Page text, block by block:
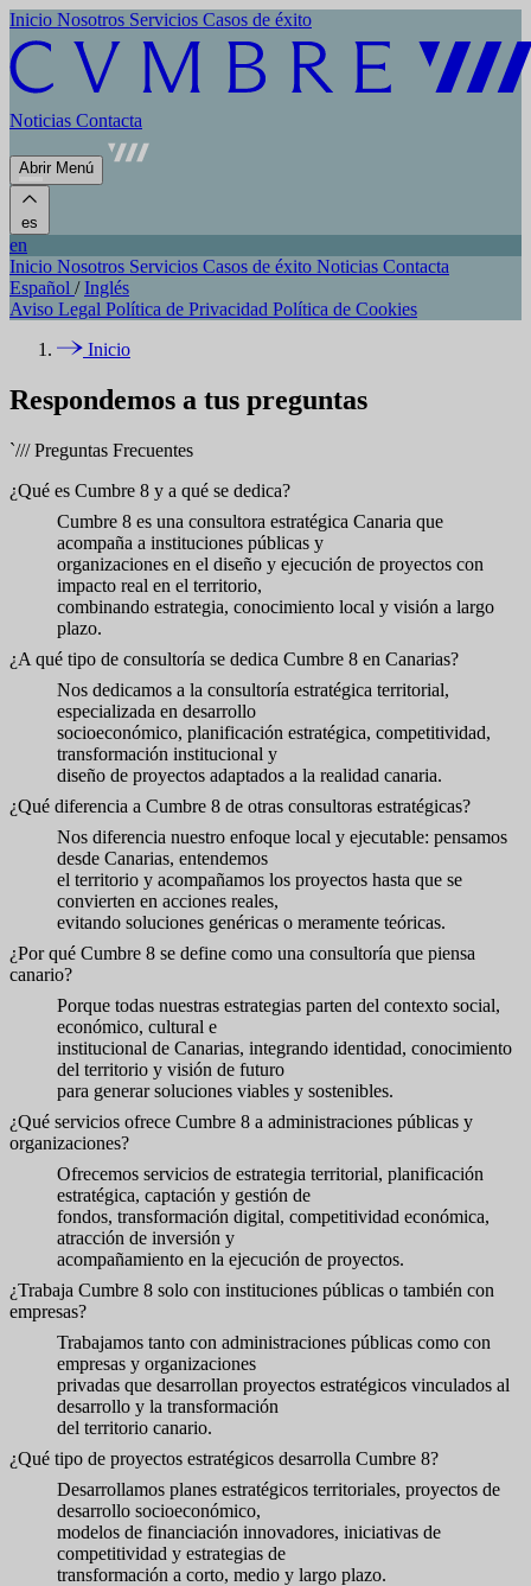
Inicio Nosotros Servicios Casos de éxito
Noticias Contacta
Abrir Menú
es
en
Inicio Nosotros Servicios Casos de éxito Noticias Contacta
Español /Inglés
Aviso Legal Política de Privacidad Política de Cookies
Inicio
Respondemos a tus preguntas
`///Preguntas Frecuentes
¿Qué es Cumbre 8 y a qué se dedica?
Cumbre 8 es una consultora estratégica Canaria que
acompaña a instituciones públicas y
organizaciones en el diseño y ejecución de proyectos con
impacto real en el territorio,
combinando estrategia, conocimiento local y visión a largo
plazo.
¿A qué tipo de consultoría se dedica Cumbre 8 en Canarias?
Nos dedicamos a la consultoría estratégica territorial,
especializada en desarrollo
socioeconómico, planificación estratégica, competitividad,
transformación institucional y
diseño de proyectos adaptados a la realidad canaria.
¿Qué diferencia a Cumbre 8 de otras consultoras estratégicas?
Nos diferencia nuestro enfoque local y ejecutable: pensamos
desde Canarias, entendemos
el territorio y acompañamos los proyectos hasta que se
convierten en acciones reales,
evitando soluciones genéricas o meramente teóricas.
¿Por qué Cumbre 8 se define como una consultoría que piensa
canario?
Porque todas nuestras estrategias parten del contexto social,
económico, cultural e
institucional de Canarias, integrando identidad, conocimiento
del territorio y visión de futuro
para generar soluciones viables y sostenibles.
¿Qué servicios ofrece Cumbre 8 a administraciones públicas y
organizaciones?
Ofrecemos servicios de estrategia territorial, planificación
estratégica, captación y gestión de
fondos, transformación digital, competitividad económica,
atracción de inversión y
acompañamiento en la ejecución de proyectos.
¿Trabaja Cumbre 8 solo con instituciones públicas o también con
empresas?
Trabajamos tanto con administraciones públicas como con
empresas y organizaciones
privadas que desarrollan proyectos estratégicos vinculados al
desarrollo y la transformación
del territorio canario.
¿Qué tipo de proyectos estratégicos desarrolla Cumbre 8?
Desarrollamos planes estratégicos territoriales, proyectos de
desarrollo socioeconómico,
modelos de financiación innovadores, iniciativas de
competitividad y estrategias de
transformación a corto, medio y largo plazo.